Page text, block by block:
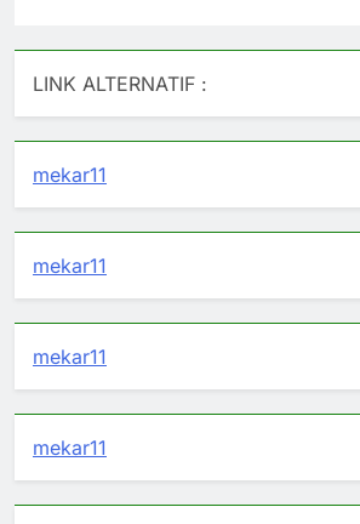
LINK ALTERNATIF :
mekar11
mekar11
mekar11
mekar11